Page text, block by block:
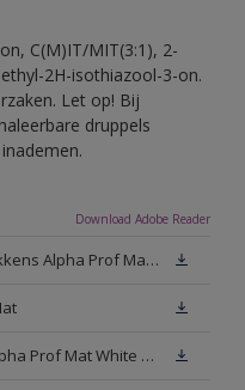
C(M)IT/MIT(3:1), 2-
2H-isothiazool-3-on.
Let op! Bij
druppels
Download Adobe Reader
Technisch Informatieblad Sikkens Alpha Prof Mat(PDF)
Veiligheidsinformatieblad Alpha Prof Mat White W05 (MSDS)